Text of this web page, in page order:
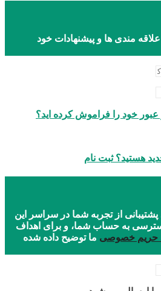
مندی ها و پیشنهادات خود
خود را فراموش کرده اید؟
هستید؟ ثبت نام
از تجربه شما در سراسر این
به حساب شما، و برای اهداف
خصوصی ما توضیح داده شده